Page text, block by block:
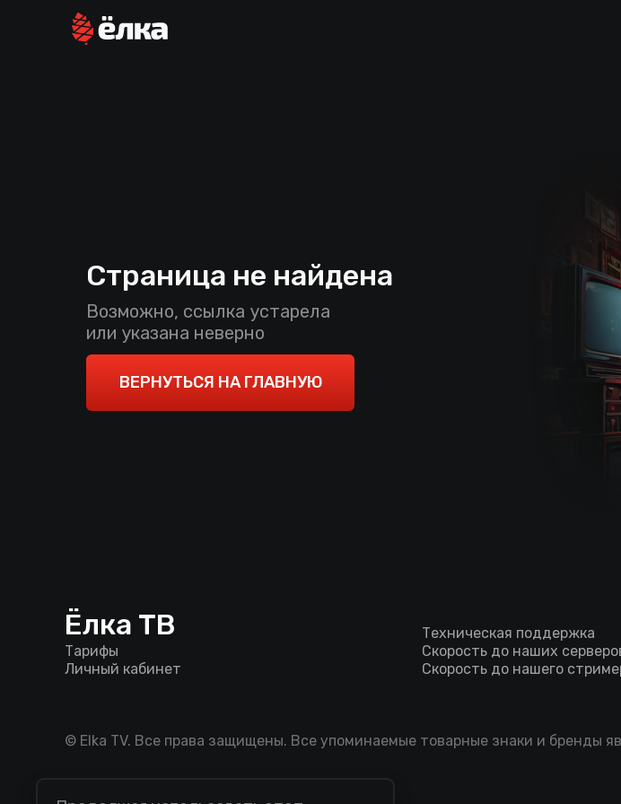
Страница не найдена
Возможно, ссылка устарела
или указана неверно
ВЕРНУТЬСЯ НА ГЛАВНУЮ
Ёлка ТВ
Тарифы
Личный кабинет
Техническая поддержка
Скорость до наших
Скорость до нашего
© Elka TV. Все права защищены. Все упоминаемые товарные знаки и бренды